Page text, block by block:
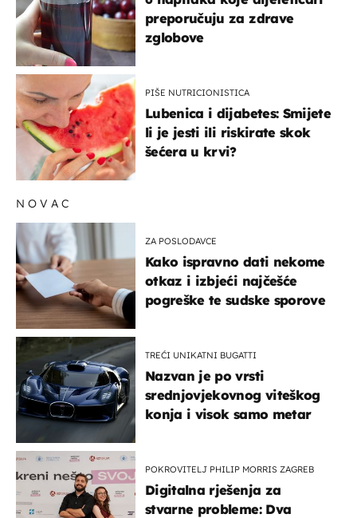
preporučuju za zdrave
zglobove
PIŠE NUTRICIONISTICA
Lubenica i dijabetes: Smijete
li je jesti ili riskirate skok
šećera u krvi?
NOVAC
ZA POSLODAVCE
Kako ispravno dati nekome
otkaz i izbjeći najčešće
pogreške te sudske sporove
TREĆI UNIKATNI BUGATTI
Nazvan je po vrsti
srednjovjekovnog viteškog
konja i visok samo metar
POKROVITELJ PHILIP MORRIS ZAGREB
Digitalna rješenja za
stvarne probleme: Dva